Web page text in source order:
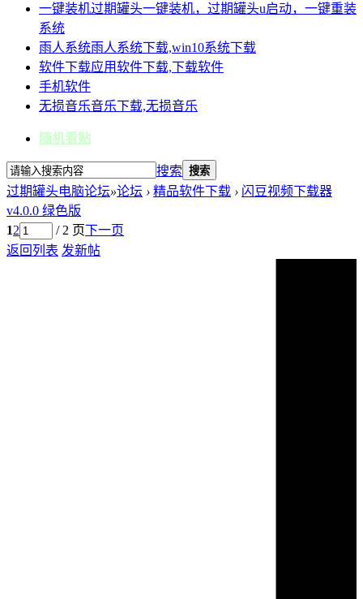
一键装机过期罐头一键装机，过期罐头u启动，一键重装
系统
雨人系统雨人系统下载,win10系统下载
软件下载应用软件下载,下载软件
手机软件
无损音乐音乐下载,无损音乐
随机看贴
搜索 搜索
过期罐头电脑论坛»论坛 › 精品软件下载 › 闪豆视频下载器
v4.0.0 绿色版
12 / 2 页下一页
返回列表 发新帖